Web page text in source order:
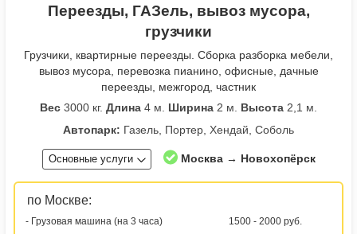
Переезды, ГАЗель, вывоз мусора,
грузчики
Грузчики, квартирные переезды. Сборка разборка мебели,
вывоз мусора, перевозка пианино, офисные, дачные
переезды, межгород, частник
Вес 3000 кг. Длина 4 м. Ширина 2 м. Высота 2,1 м.
Автопарк: Газель, Портер, Хендай, Соболь
Основные услуги Москва → Новохопёрск
по Москве:
- Грузовая машина (на 3 часа)
1500 - 2000 руб.